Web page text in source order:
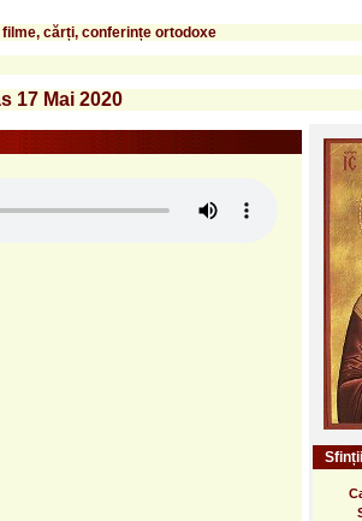
cărți, conferințe ortodoxe
17 Mai 2020